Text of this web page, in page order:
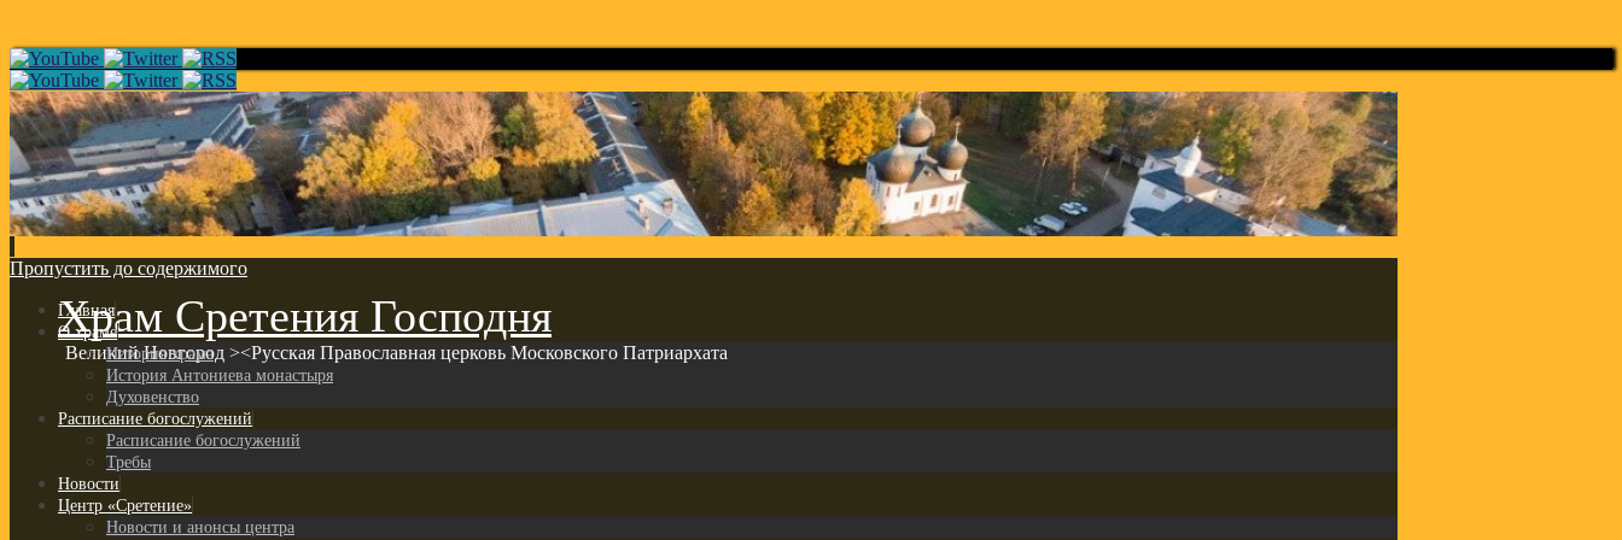
Храм Сретения Господня
Великий Новгород ><Русская Православная церковь Московского Патриархата
Пропустить до содержимого
Главная
О храме
История храма
История Антониева монастыря
Духовенство
Расписание богослужений
Расписание богослужений
Требы
Новости
Центр «Сретение»
Новости и анонсы центра